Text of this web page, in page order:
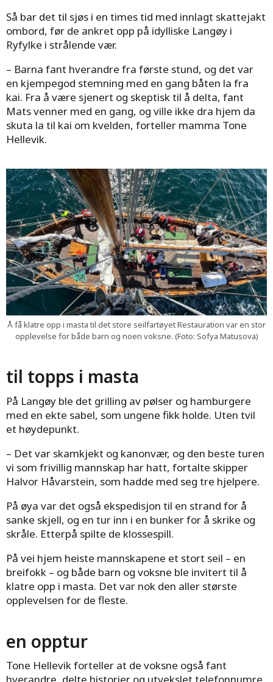
Så bar det til sjøs i en times tid med innlagt skattejakt
ombord, før de ankret opp på idylliske Langøy i
Ryfylke i strålende vær.
– Barna fant hverandre fra første stund, og det var
en kjempegod stemning med en gang båten la fra
kai. Fra å være sjenert og skeptisk til å delta, fant
Mats venner med en gang, og ville ikke dra hjem da
skuta la til kai om kvelden, forteller mamma Tone
Hellevik.
Å få klatre opp i masta til det store seilfartøyet Restauration var en stor
opplevelse for både barn og noen voksne. (Foto: Sofya Matusova)
til topps i masta
På Langøy ble det grilling av pølser og hamburgere
med en ekte sabel, som ungene fikk holde. Uten tvil
et høydepunkt.
– Det var skamkjekt og kanonvær, og den beste turen
vi som frivillig mannskap har hatt, fortalte skipper
Halvor Håvarstein, som hadde med seg tre hjelpere.
På øya var det også ekspedisjon til en strand for å
sanke skjell, og en tur inn i en bunker for å skrike og
skråle. Etterpå spilte de klossespill.
På vei hjem heiste mannskapene et stort seil – en
breifokk – og både barn og voksne ble invitert til å
klatre opp i masta. Det var nok den aller største
opplevelsen for de fleste.
en opptur
Tone Hellevik forteller at de voksne også fant